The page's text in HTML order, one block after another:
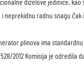
dizelove jedinice,
neprekidnu radnu snagu čak
plinova ima
2012 Komisija je odredila